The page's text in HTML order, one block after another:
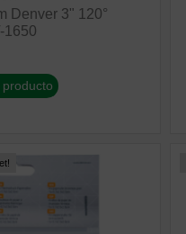
Denver 3" 120°
1650